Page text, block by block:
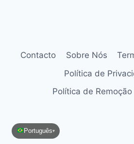
Contacto Sobre Nós
Política de
Política de Remoção
Português▾